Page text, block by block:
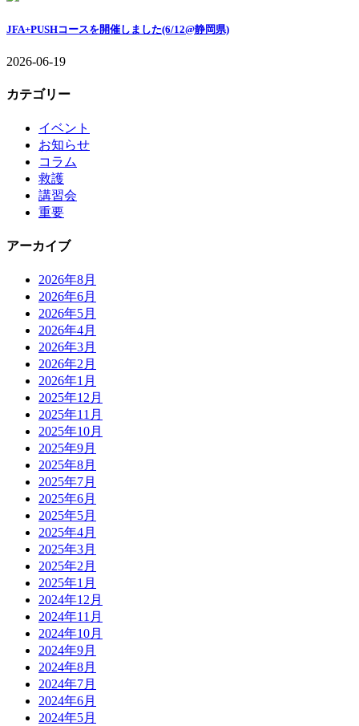
JFA+PUSHコースを開催しました(6/12@静岡県)
2026-06-19
カテゴリー
イベント
お知らせ
コラム
救護
講習会
重要
アーカイブ
2026年8月
2026年6月
2026年5月
2026年4月
2026年3月
2026年2月
2026年1月
2025年12月
2025年11月
2025年10月
2025年9月
2025年8月
2025年7月
2025年6月
2025年5月
2025年4月
2025年3月
2025年2月
2025年1月
2024年12月
2024年11月
2024年10月
2024年9月
2024年8月
2024年7月
2024年6月
2024年5月